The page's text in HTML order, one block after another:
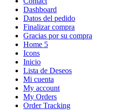
Dashboard
Datos del pedido
Finalizar compra
Gracias por su compra
Home 5
Icons
Inicio
Lista de Deseos
Mi cuenta
My account
My Orders
Order Tracking